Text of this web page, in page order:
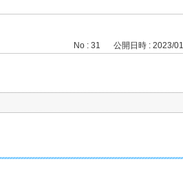
No : 31 公開日時 : 2023/